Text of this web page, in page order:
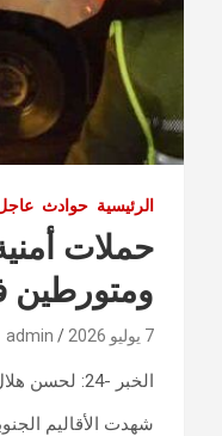
الرئيسية حوادث
حملات
ومتورطين
7 يوليو 2026 admin
الخبر -24: لحسن هلال
شهدت الأقاليم